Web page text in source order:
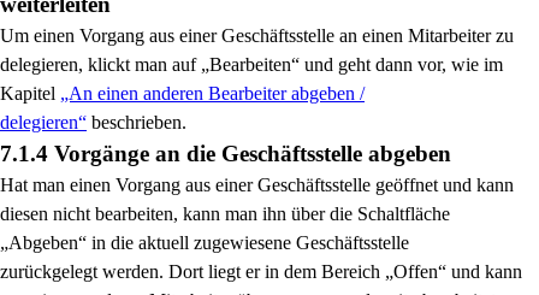
Um einen Vorgang aus einer Geschäftsstelle an einen Mitarbeiter zu
delegieren, klickt man auf „Bearbeiten“ und geht dann vor, wie im
Kapitel „An einen anderen Bearbeiter abgeben /
delegieren“ beschrieben.
7.1.4 Vorgänge an die Geschäftsstelle abgeben
Hat man einen Vorgang aus einer Geschäftsstelle geöffnet und kann
diesen nicht bearbeiten, kann man ihn über die Schaltfläche
„Abgeben“ in die aktuell zugewiesene Geschäftsstelle
zurückgelegt werden. Dort liegt er in dem Bereich „Offen“ und kann